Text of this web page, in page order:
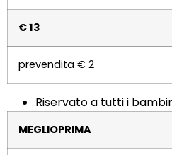
€ 13
prevendita € 2
Riservato a tutti i
MEGLIOPRIMA